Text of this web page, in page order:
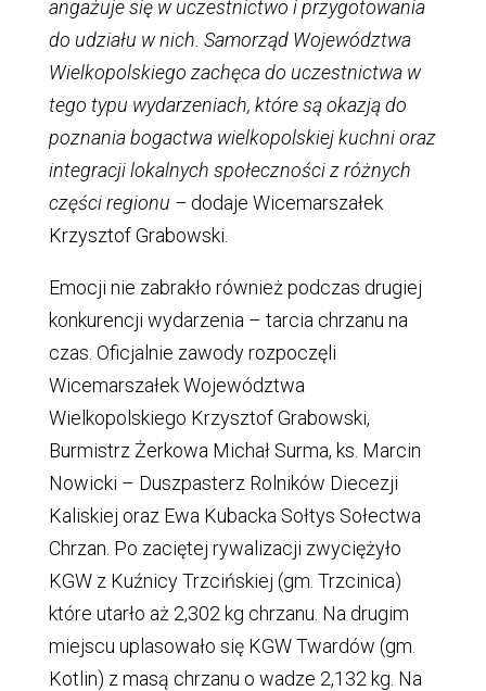
angażuje się w uczestnictwo i przygotowania
do udziału w nich. Samorząd Województwa
Wielkopolskiego zachęca do uczestnictwa w
tego typu wydarzeniach, które są okazją do
poznania bogactwa wielkopolskiej kuchni oraz
integracji lokalnych społeczności z różnych
części regionu –dodaje Wicemarszałek
Krzysztof Grabowski.
Emocji nie zabrakło również podczas drugiej
konkurencji wydarzenia – tarcia chrzanu na
czas. Oficjalnie zawody rozpoczęli
Wicemarszałek Województwa
Wielkopolskiego Krzysztof Grabowski,
Burmistrz Żerkowa Michał Surma, ks. Marcin
Nowicki – Duszpasterz Rolników Diecezji
Kaliskiej oraz Ewa Kubacka Sołtys Sołectwa
Chrzan. Po zaciętej rywalizacji zwyciężyło
KGW z Kuźnicy Trzcińskiej (gm. Trzcinica)
które utarło aż 2,302 kg chrzanu. Na drugim
miejscu uplasowało się KGW Twardów (gm.
Kotlin) z masą chrzanu o wadze 2,132 kg. Na